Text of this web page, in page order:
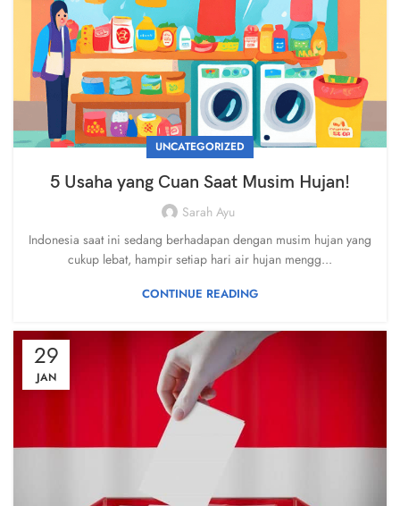
UNCATEGORIZED
5 Usaha yang Cuan Saat Musim Hujan!
Sarah Ayu
Indonesia saat ini sedang berhadapan dengan musim hujan yang
cukup lebat, hampir setiap hari air hujan mengg...
CONTINUE READING
29
JAN